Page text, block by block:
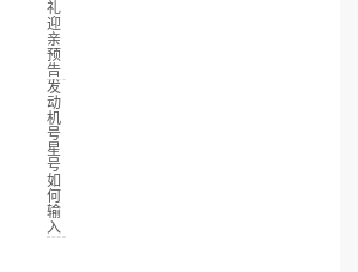
礼
迎
亲
预
告
发
动
机
号
星
号
如
何
输
入